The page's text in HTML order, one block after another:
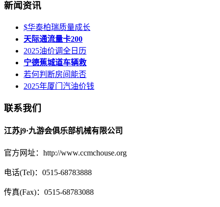
新闻资讯
$华泰柏瑞质量成长
天际通流量卡200
2025油价调全日历
宁德蕉城道车辆救
若何判断房间能否
2025年厦门汽油价钱
联系我们
江苏j9·九游会俱乐部机械有限公司
官方网址：http://www.ccmchouse.org
电话(Tel)：0515-68783888
传真(Fax)：0515-68783088